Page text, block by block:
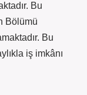
Bu
Bölümü
Bu
iş imkânı